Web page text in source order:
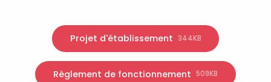
Projet d'établissement 344KB
Règlement de fonctionnement 509KB